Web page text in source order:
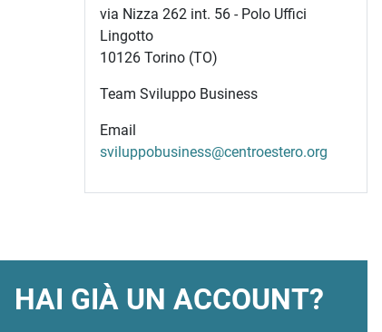
via Nizza 262 int. 56 - Polo Uffici
Lingotto
10126 Torino (TO)
Team Sviluppo Business
Email
sviluppobusiness@centroestero.org
HAI GIÀ UN ACCOUNT?